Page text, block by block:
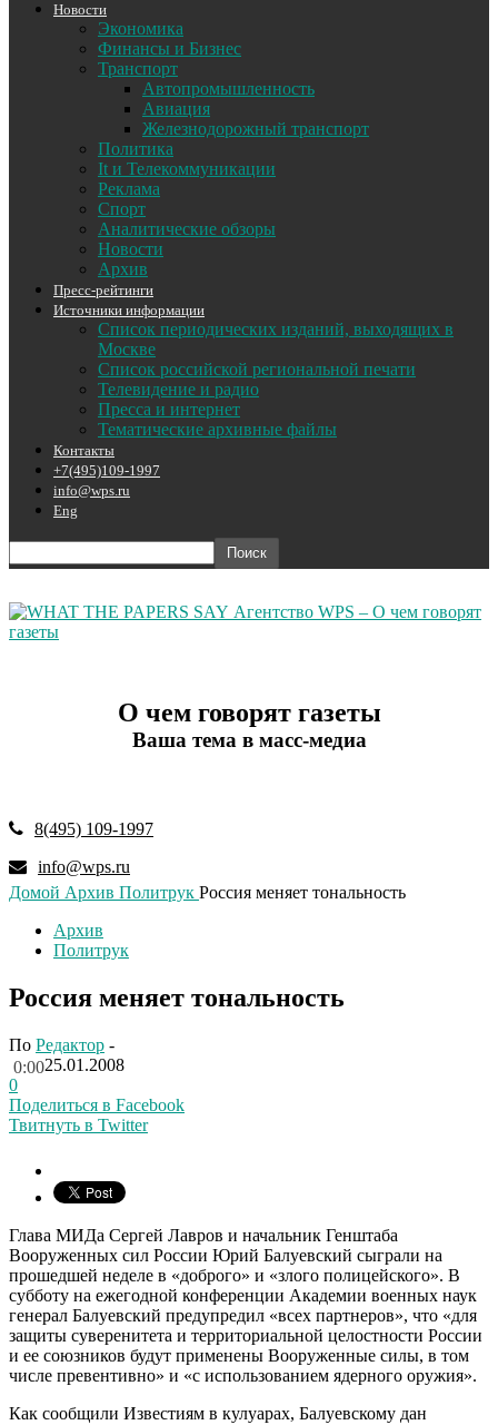
Новости
Экономика
Финансы и Бизнес
Транспорт
Автопромышленность
Авиация
Железнодорожный транспорт
Политика
It и Телекоммуникации
Реклама
Спорт
Аналитические обзоры
Новости
Архив
Пресс-рейтинги
Источники информации
Список периодических изданий, выходящих в
Москве
Список российской региональной печати
Телевидение и радио
Пресса и интернет
Тематические архивные файлы
Контакты
+7(495)109-1997
info@wps.ru
Eng
Агентство WPS – О чем говорят
газеты
О чем говорят газеты
Ваша тема в масс-медиа
8(495) 109-1997
info@wps.ru
Домой Архив Политрук Россия меняет тональность
Архив
Политрук
Россия меняет тональность
По Редактор -
25.01.2008
0:00
0
Поделиться в Facebook
Твитнуть в Twitter
Глава МИДа Сергей Лавров и начальник Генштаба
Вооруженных сил России Юрий Балуевский сыграли на
прошедшей неделе в «доброго» и «злого полицейского». В
субботу на ежегодной конференции Академии военных наук
генерал Балуевский предупредил «всех партнеров», что «для
защиты суверенитета и территориальной целостности России
и ее союзников будут применены Вооруженные силы, в том
числе превентивно» и «с использованием ядерного оружия».
Как сообщили Известиям в кулуарах, Балуевскому дан